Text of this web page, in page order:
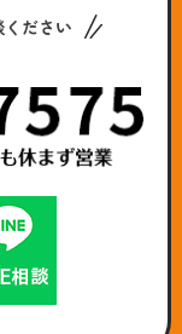
ださい